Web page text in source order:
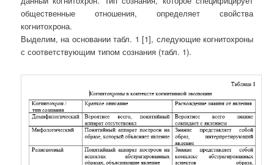
общественные отношения, определяет свойства
когнитохрона.
Выделим, на основании табл. 1 [1], следующие когнитохроны
с соответствующим типом сознания (табл. 1).